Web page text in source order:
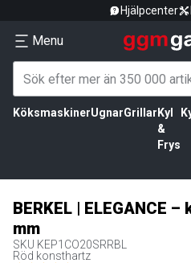
Hjälpcenter
Menu
KöksmaskinerUgnarGrillar Kyl
&
Frys
BERKEL | ELEGANCE
mm
SKU KEP1CO20SRRBL
Röd konsthartz